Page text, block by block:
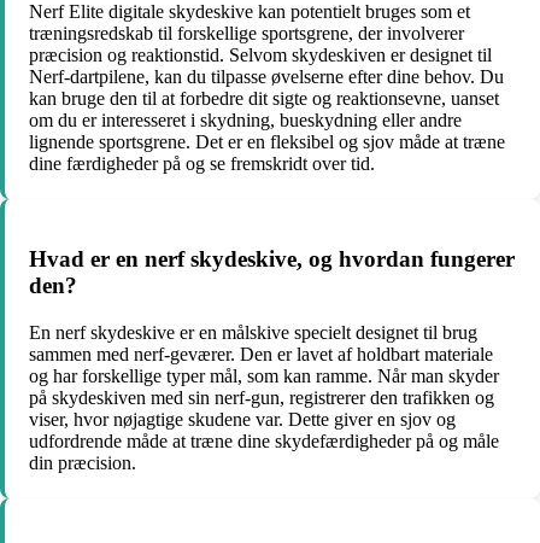
Nerf Elite digitale skydeskive kan potentielt bruges som et
træningsredskab til forskellige sportsgrene, der involverer
præcision og reaktionstid. Selvom skydeskiven er designet til
Nerf-dartpilene, kan du tilpasse øvelserne efter dine behov. Du
kan bruge den til at forbedre dit sigte og reaktionsevne, uanset
om du er interesseret i skydning, bueskydning eller andre
lignende sportsgrene. Det er en fleksibel og sjov måde at træne
dine færdigheder på og se fremskridt over tid.
Hvad er en nerf skydeskive, og hvordan fungerer
den?
En nerf skydeskive er en målskive specielt designet til brug
sammen med nerf-geværer. Den er lavet af holdbart materiale
og har forskellige typer mål, som kan ramme. Når man skyder
på skydeskiven med sin nerf-gun, registrerer den trafikken og
viser, hvor nøjagtige skudene var. Dette giver en sjov og
udfordrende måde at træne dine skydefærdigheder på og måle
din præcision.